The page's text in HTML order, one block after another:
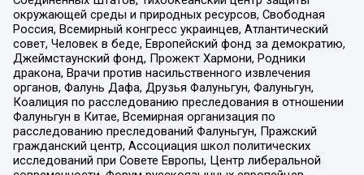
окружающей среды и природных ресурсов, Свободная
Россия, Всемирный конгресс украинцев, Атлантический
совет, Человек в беде, Европейский фонд за демократию,
Джеймстаунский фонд, Прожект Хармони, Родники
дракона, Врачи против насильственного извлечения
органов, Фалунь Дафа, Друзья Фалуньгун, Фалуньгун,
Коалиция по расследованию преследования в отношении
Фалуньгун в Китае, Всемирная организация по
расследованию преследований Фалуньгун, Пражский
гражданский центр, Ассоциация школ политических
исследований при Совете Европы, Центр либеральной